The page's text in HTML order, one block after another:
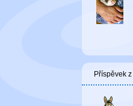
Příspěvek z